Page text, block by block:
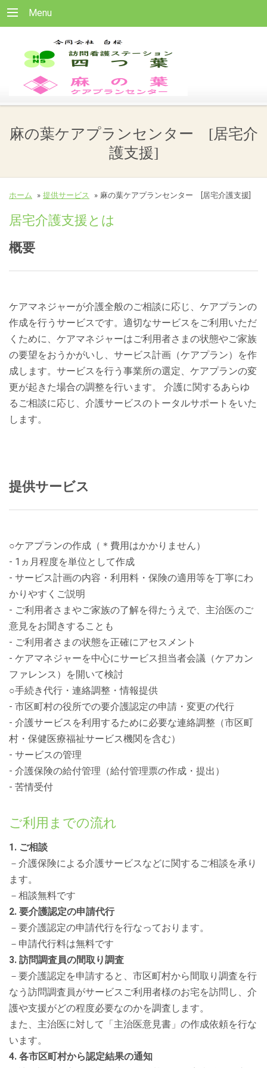
Menu
麻の葉ケアプランセンター [居宅介
護支援]
ホーム » 提供サービス » 麻の葉ケアプランセンター [居宅介護支援]
居宅介護支援とは
概要
ケアマネジャーが介護全般のご相談に応じ、ケアプランの
作成を行うサービスです。適切なサービスをご利用いただ
くために、ケアマネジャーはご利用者さまの状態やご家族
の要望をおうかがいし、サービス計画（ケアプラン）を作
成します。サービスを行う事業所の選定、ケアプランの変
更が起きた場合の調整を行います。 介護に関するあらゆ
るご相談に応じ、介護サービスのトータルサポートをいた
します。
提供サービス
○ケアプランの作成（＊費用はかかりません）
- 1ヵ月程度を単位として作成
- サービス計画の内容・利用料・保険の適用等を丁寧にわ
かりやすくご説明
- ご利用者さまやご家族の了解を得たうえで、主治医のご
意見をお聞きすることも
- ご利用者さまの状態を正確にアセスメント
- ケアマネジャーを中心にサービス担当者会議（ケアカン
ファレンス）を開いて検討
○手続き代行・連絡調整・情報提供
- 市区町村の役所での要介護認定の申請・変更の代行
- 介護サービスを利用するために必要な連絡調整（市区町
村・保健医療福祉サービス機関を含む）
- サービスの管理
- 介護保険の給付管理（給付管理票の作成・提出）
- 苦情受付
ご利用までの流れ
1. ご相談
－介護保険による介護サービスなどに関するご相談を承り
ます。
－相談無料です
2. 要介護認定の申請代行
－要介護認定の申請代行を行なっております。
－申請代行料は無料です
3. 訪問調査員の間取り調査
－要介護認定を申請すると、市区町村から間取り調査を行
なう訪問調査員がサービスご利用者様のお宅を訪問し、介
護や支援がどの程度必要なのかを調査します。
また、主治医に対して「主治医意見書」の作成依頼を行な
います。
4. 各市区町村から認定結果の通知